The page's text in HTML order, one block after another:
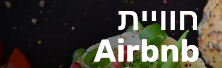
חוויית
Airbnb